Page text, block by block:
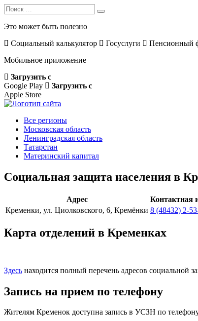
Search
for:
Search
Это может быть полезно
Социальный калькулятор
Госуслуги Пенсионный
Мобильное приложение
Загрузить с
Google Play
Загрузить с
Apple Store
Все регионы
Московская область
Ленинградская область
Татарстан
Материнский капитал
Социальная защита населения в
Адрес Контактная
Кременки, ул. Циолковского, 6, Кремёнки 8 (48432) 2-
Карта отделений в Кременках
Здесь находится полный перечень адресов социальной
Запись на прием по телефону
Жителям Кременок доступна запись в УСЗН по